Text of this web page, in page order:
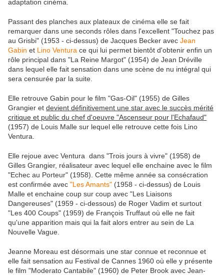
adaptation cinéma.
Passant des planches aux plateaux de cinéma elle se fait
remarquer dans une seconds rôles dans l'excellent "Touchez pas
au Grisbi" (1953 - ci-dessus) de Jacques Becker avec Jean
Gabin et Lino Ventura ce qui lui permet bientôt d'obtenir enfin un
rôle principal dans "La Reine Margot" (1954) de Jean Dréville
dans lequel elle fait sensation dans une scène de nu intégral qui
sera censurée par la suite.
Elle retrouve Gabin pour le film "Gas-Oil" (1955) de Gilles
Grangier et devient définitivement une star avec le succès mérité
critique et public du chef d'oeuvre "Ascenseur pour l'Echafaud"
(1957) de Louis Malle sur lequel elle retrouve cette fois Lino
Ventura.
Elle rejoue avec Ventura dans "Trois jours à vivre" (1958) de
Gilles Grangier, réalisateur avec lequel elle enchaine avec le film
"Echec au Porteur" (1958). Cette même année sa consécration
est confirmée avec "Les Amants" (1958 - ci-dessus) de Louis
Malle et enchaine coup sur coup avec "Les Liaisons
Dangereuses" (1959 - ci-dessous) de Roger Vadim et surtout
"Les 400 Coups" (1959) de François Truffaut où elle ne fait
qu'une apparition mais qui la fait alors entrer au sein de La
Nouvelle Vague.
Jeanne Moreau est désormais une star connue et reconnue et
elle fait sensation au Festival de Cannes 1960 où elle y présente
le film "Moderato Cantabile" (1960) de Peter Brook avec Jean-